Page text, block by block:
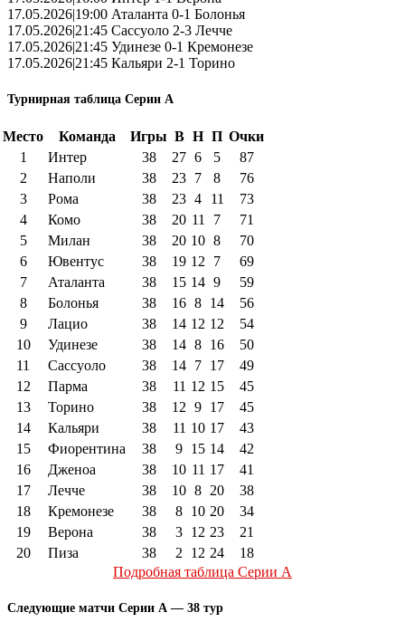
17.05.2026|19:00 Аталанта 0-1 Болонья
17.05.2026|21:45 Сассуоло 2-3 Лечче
17.05.2026|21:45 Удинезе 0-1 Кремонезе
17.05.2026|21:45 Кальяри 2-1 Торино
Турнирная таблица Серии А
Место Команда Игры В Н П Очки
1
Интер 38 27 6 5
87
2
Наполи 38 23 7 8
76
3
Рома 38 23 4 11
73
4
Комо 38 20 11 7
71
5
Милан 38 20 10 8
70
6
Ювентус 38 19 12 7
69
7
Аталанта 38 15 14 9
59
8
Болонья 38 16 8 14
56
9
Лацио 38 14 12 12
54
10
Удинезе 38 14 8 16
50
11
Сассуоло 38 14 7 17
49
12
Парма 38 11 12 15
45
13
Торино 38 12 9 17
45
14
Кальяри 38 11 10 17
43
15
Фиорентина 38 9 15 14
42
16
Дженоа 38 10 11 17
41
17
Лечче 38 10 8 20
38
18
Кремонезе 38 8 10 20
34
19
Верона 38 3 12 23
21
20
Пиза 38 2 12 24
18
Подробная таблица Серии А
Следующие матчи Серии А — 38 тур